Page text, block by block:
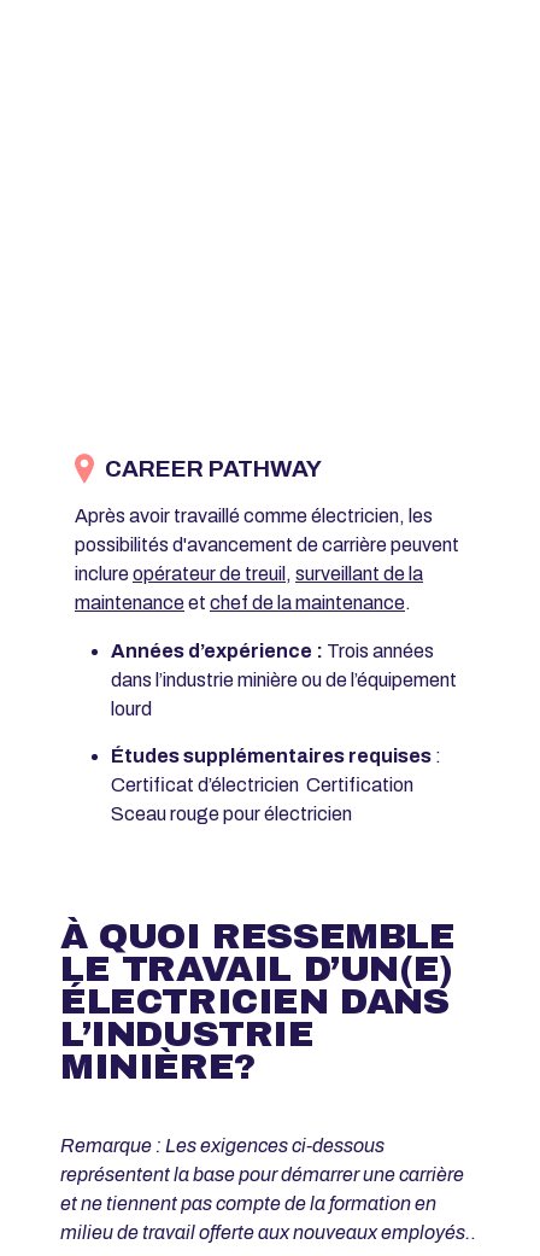
CAREER PATHWAY
Après avoir travaillé comme électricien, les
possibilités d'avancement de carrière peuvent
inclureopérateur de treuil , surveillant de la
maintenanceet chef de la maintenance.
Années d’expérience : Trois années
dans l’industrie minière ou de l’équipement
lourd
Études supplémentaires requises :
Certificat d’électricien Certification
Sceau rouge pour électricien
À QUOI RESSEMBLE
LE TRAVAIL D’UN(E)
ÉLECTRICIEN DANS
L’INDUSTRIE
MINIÈRE?
Remarque : Les exigences ci-dessous
représentent la base pour démarrer une carrière
et ne tiennent pas compte de la formation en
milieu de travail offerte aux nouveaux employés..